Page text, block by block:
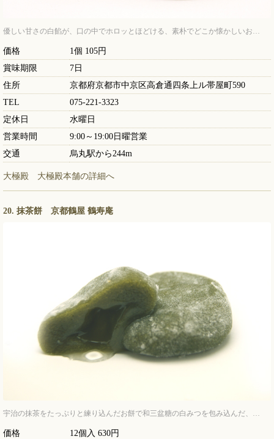
優しい甘さの白餡が、口の中でホロッとほどける、素朴でどこか懐かしいお…
価格
1個 105円
賞味期限
7日
住所
京都府京都市中京区高倉通四条上ル帯屋町590
TEL
075-221-3323
定休日
水曜日
営業時間
9:00～19:00日曜営業
交通
烏丸駅から244m
大極殿 大極殿本舗の詳細へ
20. 抹茶餅 京都鶴屋 鶴寿庵
宇治の抹茶をたっぷりと練り込んだお餅で和三盆糖の白みつを包み込んだ、…
価格
12個入 630円